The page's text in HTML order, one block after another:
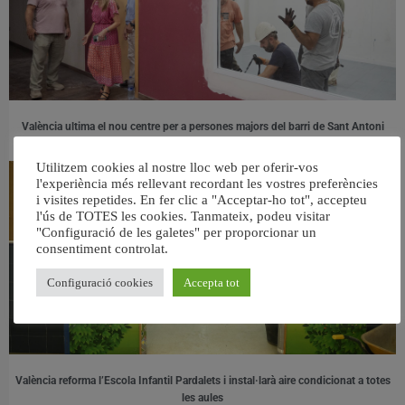
València ultima el nou centre per a persones majors del barri de Sant Antoni
València reforma l’Escola Infantil Pardalets i instal·larà aire condicionat a totes
les aules
Utilitzem cookies al nostre lloc web per oferir-vos
l'experiència més rellevant recordant les vostres preferències
i visites repetides. En fer clic a "Acceptar-ho tot", accepteu
l'ús de TOTES les cookies. Tanmateix, podeu visitar
"Configuració de les galetes" per proporcionar un
consentiment controlat.
Configuració cookies Accepta tot